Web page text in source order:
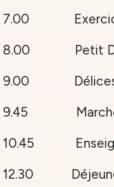
7.00 Exercices
8.00 Petit
9.00 Délices
9.45 Marche
10.45
12.30 Déjeuner